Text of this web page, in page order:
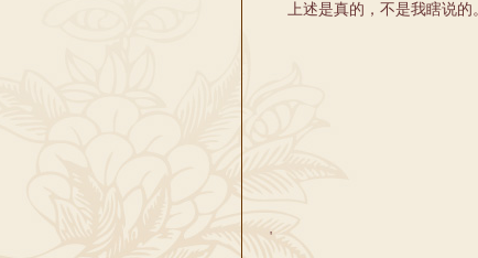
上述是真的，不是我瞎说的
翠愿 合
二ΟΟ二四
'